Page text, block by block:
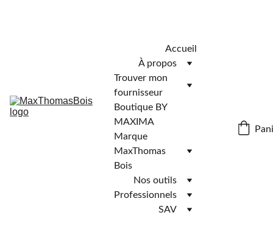
Accueil
À propos
Trouver mon
fournisseur
Boutique BY
MAXIMA
Marque
MaxThomas
Bois
Nos outils
Professionnels
SAV